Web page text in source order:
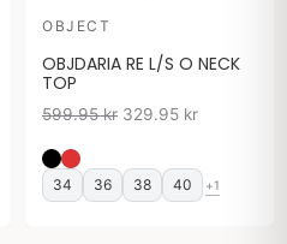
OBJECT
OBJDARIA RE L/S O NECK
TOP
599.95kr 329.95 kr
34 36 38 40 +1